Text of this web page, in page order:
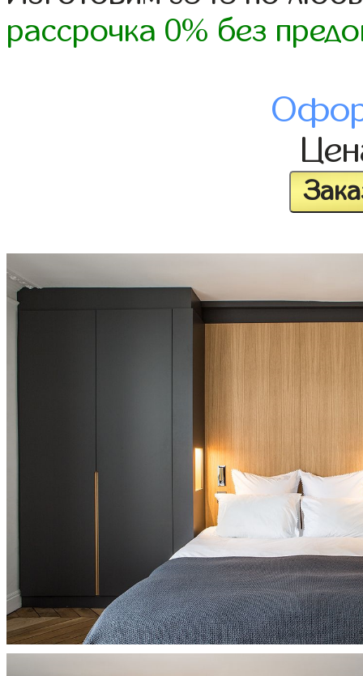
рассрочка 0% без